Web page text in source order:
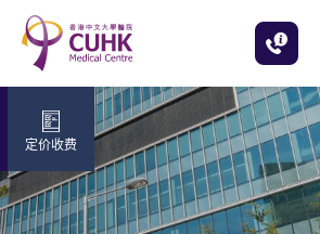
定价收费